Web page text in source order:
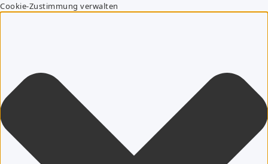
Cookie-Zustimmung verwalten